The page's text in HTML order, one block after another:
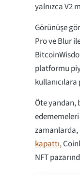
yalnızca V2
Görünüşe
Pro ve Blur
platformu
Öte yandan,
zamanlarda,
kapattı,
NFT